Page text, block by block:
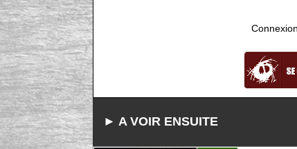
► A VOIR ENSUITE